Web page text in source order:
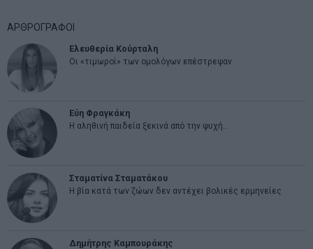
ΑΡΘΡΟΓΡΑΦΟΙ
Ελευθερία Κούρταλη
Οι «τιμωροί» των ομολόγων επέστρεψαν
Εύη Φραγκάκη
Η αληθινή παιδεία ξεκινά από την ψυχή…
Σταματίνα Σταματάκου
Η βία κατά των ζώων δεν αντέχει βολικές ερμηνείες
Δημήτρης Καμπουράκης